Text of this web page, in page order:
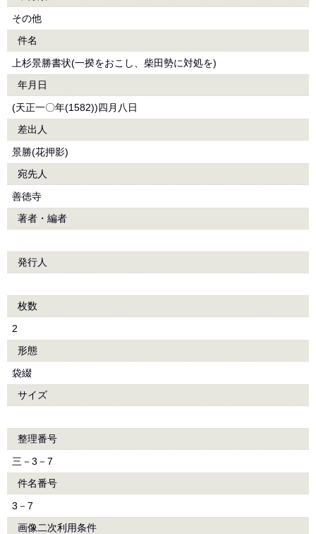
その他
件名
上杉景勝書状(一揆をおこし、柴田勢に対処を)
年月日
(天正一〇年(1582))四月八日
差出人
景勝(花押影)
宛先人
善徳寺
著者・編者
発行人
枚数
2
形態
袋綴
サイズ
整理番号
三－3－7
件名番号
3－7
画像二次利用条件